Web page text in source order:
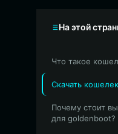
На этой
Что такое
Скачать
Почему стоит
для goldenboot?